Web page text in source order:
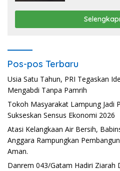
Pos-pos Terbaru
Usia Satu Tahun, PRI Tegaskan
Mengabdi Tanpa Pamrih
Tokoh Masyarakat Lampung Jadi
Sukseskan Sensus Ekonomi 2026
Atasi Kelangkaan Air Bersih,
Anggara Rampungkan
Aman.
Danrem 043/Gatam Hadiri Ziarah